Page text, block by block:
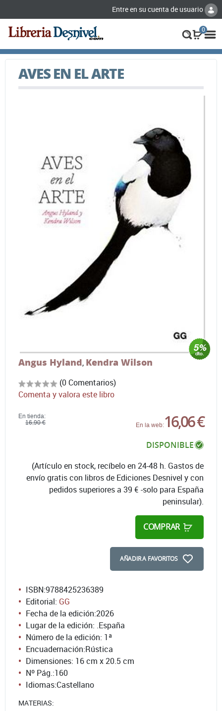
Entre en su cuenta de usuario
0
AVES EN EL ARTE
Angus Hyland, Kendra Wilson
(0 Comentarios)
Comenta y valora este libro
En tienda:
16,90 €
En la web:16,06 €
DISPONIBLE
(Artículo en stock, recíbelo en 24-48 h. Gastos de
envío gratis con libros de Ediciones Desnivel y con
pedidos superiores a 39 € -solo para España
peninsular).
COMPRAR
AÑADIR A FAVORITOS
ISBN:9788425236389
Editorial: GG
Fecha de la edición:2026
Lugar de la edición: .España
Número de la edición: 1ª
Encuadernación:Rústica
Dimensiones: 16 cm x 20.5 cm
Nº Pág.:160
Idiomas:Castellano
MATERIAS: